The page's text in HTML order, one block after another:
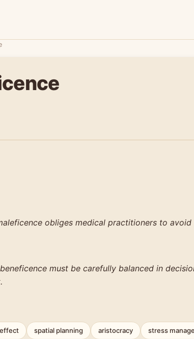
obliges medical practitioners to avoid
must be carefully balanced in
spatial planning aristocracy stress